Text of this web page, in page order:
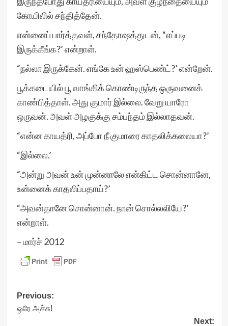
கோயிலில் சந்தித்தேன்.
என்னைப் பார்த்தவள், சந்தோஷத்துடன், “எப்படி
இருக்கீங்க?’ என்றாள்.
“நல்லா இருக்கேன். எங்கே உன் ஹஸ்பெண்ட்?’ என்றேன்.
பூக்கடையில் பூ வாங்கிக் கொண்டிருந்த ஒருவனைக்
காண்பித்தாள். அது குமார் இல்லை. வேறு யாரோ
ஒருவன். அவள் அழகுக்கு சம்பந்தம் இல்லாதவன்.
“என்ன காயத்ரி, அப்போ நீ குமாரை காதலிக்கலையா?’
“இல்லை.’
“அன்று அவன் உன் முன்னாலே என்கிட்ட சொன்னானே,
உன்னைக் காதலிப்பதாய்?’
“அவன்தானே சொன்னான். நான் சொல்லலியே?’
என்றாள்.
– மார்ச் 2012
Post
navigation
Previous:
ஒரே அச்சு!
Next: